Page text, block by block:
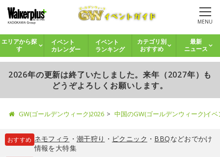
MENU
エリアから探
す
イベント
カレンダー
イベント
ランキング
カテゴリ別
おすすめ
最新
ニュース
2026年の更新は終了いたしました。来年（2027年）も
どうぞよろしくお願いします。
GW(ゴールデンウィーク)2026 中国のGW(ゴールデンウィーク)イ
おすすめ ネモフィラ ・ 潮干狩り ・ ピクニック ・ BBQなどおでかけ
情報を大特集